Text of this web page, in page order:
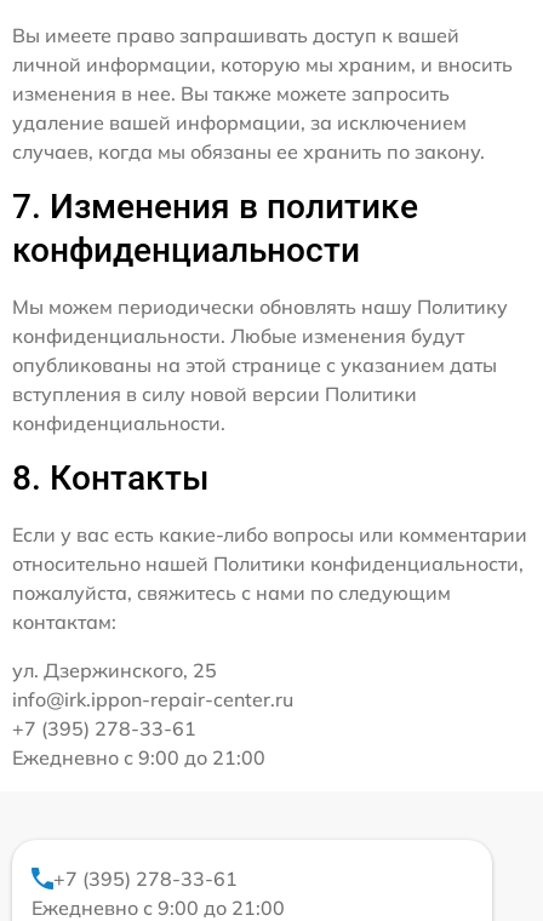
Вы имеете право запрашивать доступ к вашей
личной информации, которую мы храним, и вносить
изменения в нее. Вы также можете запросить
удаление вашей информации, за исключением
случаев, когда мы обязаны ее хранить по закону.
7. Изменения в политике
конфиденциальности
Мы можем периодически обновлять нашу Политику
конфиденциальности. Любые изменения будут
опубликованы на этой странице с указанием даты
вступления в силу новой версии Политики
конфиденциальности.
8. Контакты
Если у вас есть какие-либо вопросы или комментарии
относительно нашей Политики конфиденциальности,
пожалуйста, свяжитесь с нами по следующим
контактам:
ул. Дзержинского, 25
info@irk.ippon-repair-center.ru
+7 (395) 278-33-61
Ежедневно с 9:00 до 21:00
+7 (395) 278-33-61
Ежедневно с 9:00 до 21:00